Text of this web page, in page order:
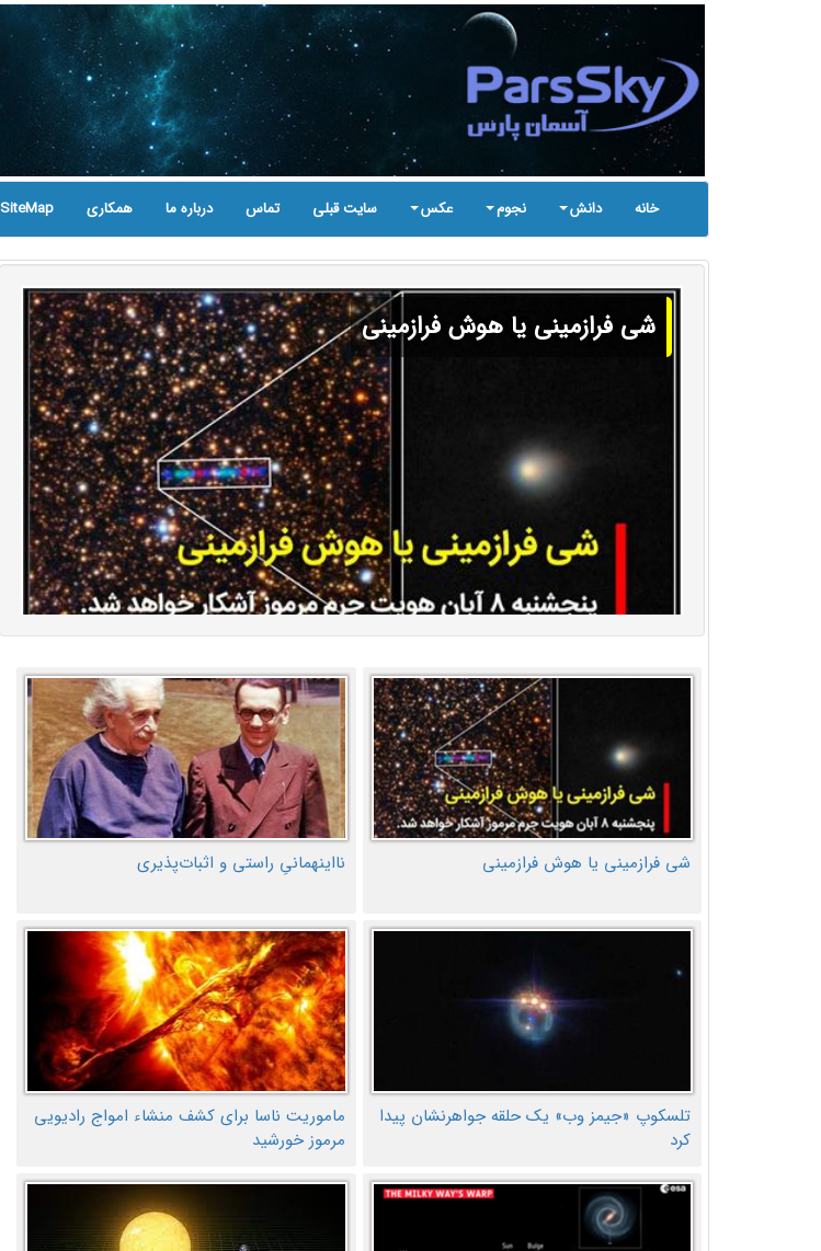
خانه دانش نجوم عکس سایت قبلی تماس درباره ما همکاری SiteMap
شی فرازمینی یا هوش فرازمینی
شی فرازمینی یا هوش فرازمینی نااینهمانیِ راستی و اثبات‌پذیری
تلسکوپ «جیمز وب» یک حلقه جواهرنشان پیدا
کرد
ماموریت ناسا برای کشف منشاء امواج رادیویی
مرموز خورشید